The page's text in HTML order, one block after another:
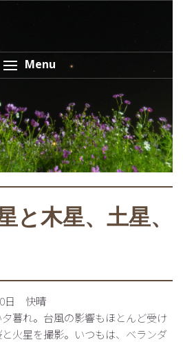
Menu
と木星、土星、
日 快晴
暮れ。台風の影響もほとんど受け
火星を撮影。いつもは、ベランダ